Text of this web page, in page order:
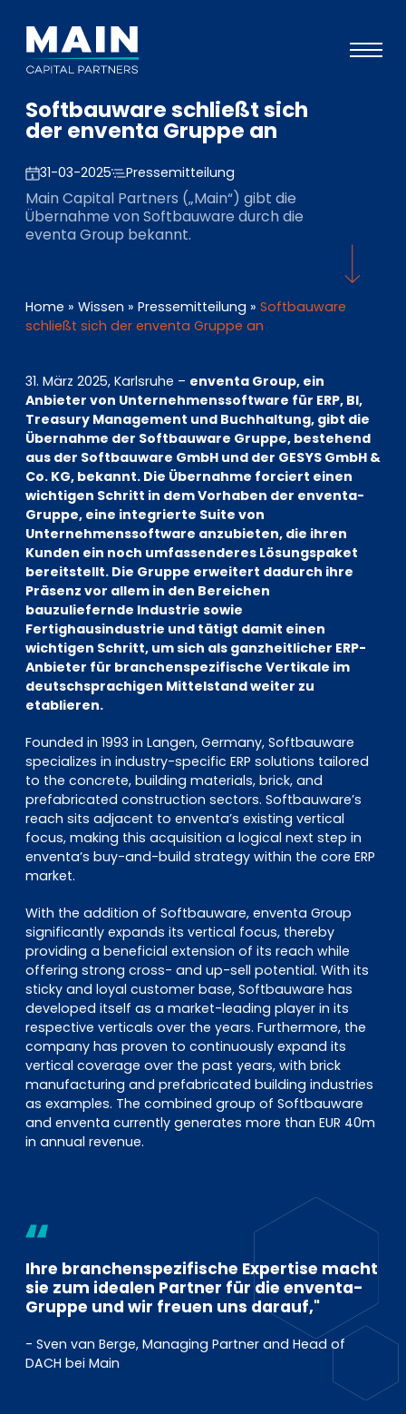
Portfolio
Wissen
Veranstaltungen
ESG
Über uns
EN DE FR
Investor Portal
Pulse login
Softbauware schließt sich
der enventa Gruppe an
31-03-2025 Pressemitteilung
Main Capital Partners („Main“) gibt die
Übernahme von Softbauware durch die
eventa Group bekannt.
Home » Wissen » Pressemitteilung » Softbauware
schließt sich der enventa Gruppe an
31. März 2025, Karlsruhe – enventa Group, ein
Anbieter von Unternehmenssoftware für ERP, BI,
Treasury Management und Buchhaltung, gibt die
Übernahme der Softbauware Gruppe, bestehend
aus der Softbauware GmbH und der GESYS GmbH &
Co. KG, bekannt. Die Übernahme forciert einen
wichtigen Schritt in dem Vorhaben der enventa-
Gruppe, eine integrierte Suite von
Unternehmenssoftware anzubieten, die ihren
Kunden ein noch umfassenderes Lösungspaket
bereitstellt. Die Gruppe erweitert dadurch ihre
Präsenz vor allem in den Bereichen
bauzuliefernde Industrie sowie
Fertighausindustrie und tätigt damit einen
wichtigen Schritt, um sich als ganzheitlicher ERP-
Anbieter für branchenspezifische Vertikale im
deutschsprachigen Mittelstand weiter zu
etablieren.
Founded in 1993 in Langen, Germany, Softbauware
specializes in industry-specific ERP solutions tailored
to the concrete, building materials, brick, and
prefabricated construction sectors. Softbauware’s
reach sits adjacent to enventa’s existing vertical
focus, making this acquisition a logical next step in
enventa’s buy-and-build strategy within the core ERP
market.
With the addition of Softbauware, enventa Group
significantly expands its vertical focus, thereby
providing a beneficial extension of its reach while
offering strong cross- and up-sell potential. With its
sticky and loyal customer base, Softbauware has
developed itself as a market-leading player in its
respective verticals over the years. Furthermore, the
company has proven to continuously expand its
vertical coverage over the past years, with brick
manufacturing and prefabricated building industries
as examples. The combined group of Softbauware
and enventa currently generates more than EUR 40m
in annual revenue.
Ihre branchenspezifische Expertise macht
sie zum idealen Partner für die enventa-
Gruppe und wir freuen uns darauf,"
- Sven van Berge, Managing Partner and Head of
DACH bei Main